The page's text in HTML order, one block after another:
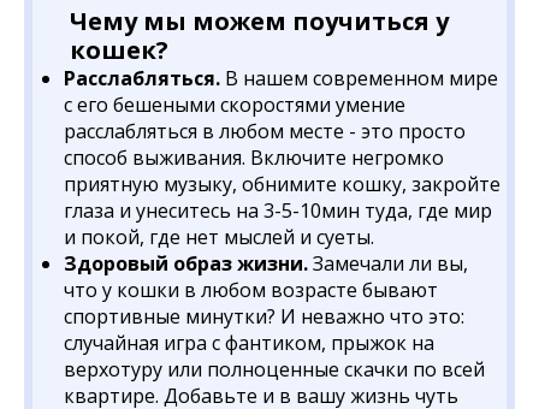
Чему мы можем поучиться у
кошек?
Расслабляться. В нашем современном мире
с его бешеными скоростями умение
расслабляться в любом месте - это просто
способ выживания. Включите негромко
приятную музыку, обнимите кошку, закройте
глаза и унеситесь на 3-5-10мин туда, где мир
и покой, где нет мыслей и суеты.
Здоровый образ жизни.Замечали ли вы,
что у кошки в любом возрасте бывают
спортивные минутки? И неважно что это:
случайная игра с фантиком, прыжок на
верхотуру или полноценные скачки по всей
квартире. Добавьте и в вашу жизнь чуть